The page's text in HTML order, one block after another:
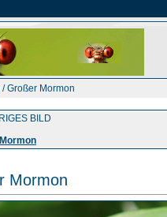
/ Großer Mormon
BILD
Mormon